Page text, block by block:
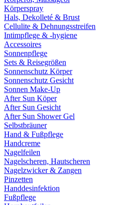
Körperspray
Hals, Dekolleté & Brust
Cellulite & Dehnungsstreifen
Intimpflege & -hygiene
Accessoires
Sonnenpflege
Sets & Reisegrößen
Sonnenschutz Körper
Sonnenschutz Gesicht
Sonnen Make-Up
After Sun Köper
After Sun Gesicht
After Sun Shower Gel
Selbstbräuner
Hand & Fußpflege
Handcreme
Nagelfeilen
Nagelscheren, Hautscheren
Nagelzwicker & Zangen
Pinzetten
Handdesinfektion
Fußpflege